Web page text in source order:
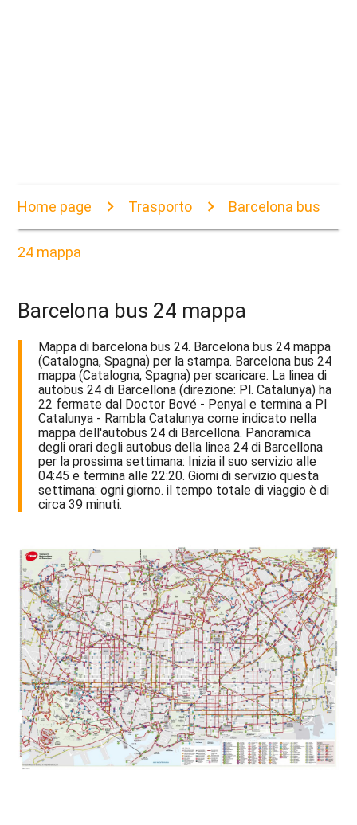
Home page Trasporto Barcelona bus
24 mappa
Barcelona bus 24 mappa
Mappa di barcelona bus 24. Barcelona bus 24 mappa
(Catalogna, Spagna) per la stampa. Barcelona bus 24
mappa (Catalogna, Spagna) per scaricare. La linea di
autobus 24 di Barcellona (direzione: Pl. Catalunya) ha
22 fermate dal Doctor Bové - Penyal e termina a Pl
Catalunya - Rambla Catalunya come indicato nella
mappa dell'autobus 24 di Barcellona. Panoramica
degli orari degli autobus della linea 24 di Barcellona
per la prossima settimana: Inizia il suo servizio alle
04:45 e termina alle 22:20. Giorni di servizio questa
settimana: ogni giorno. il tempo totale di viaggio è di
circa 39 minuti.